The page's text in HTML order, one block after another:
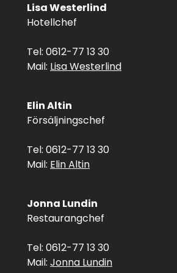
Lisa Westerlind
Hotellchef
Tel: 0612-77 13 30
Mail: Lisa Westerlind
Elin Altin
Försäljningschef
Tel: 0612-77 13 30
Mail: Elin Altin
Jonna Lundin
Restaurangchef
Tel: 0612-77 13 30
Mail: Jonna Lundin